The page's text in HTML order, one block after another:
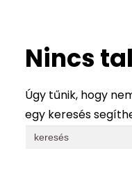
Kereső
Nincs
Úgy tűnik, hogy
egy keresés
for: